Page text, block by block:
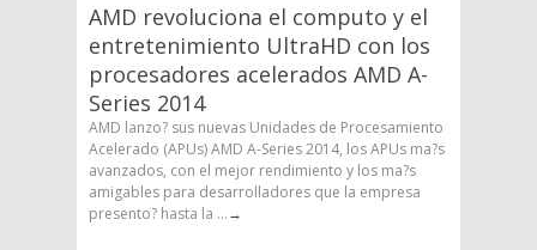
AMD revoluciona el computo y el
entretenimiento UltraHD con los
procesadores acelerados AMD A-
Series 2014
AMD lanzo? sus nuevas Unidades de Procesamiento
Acelerado (APUs) AMD A-Series 2014, los APUs ma?s
avanzados, con el mejor rendimiento y los ma?s
amigables para desarrolladores que la empresa
presento? hasta la ...→